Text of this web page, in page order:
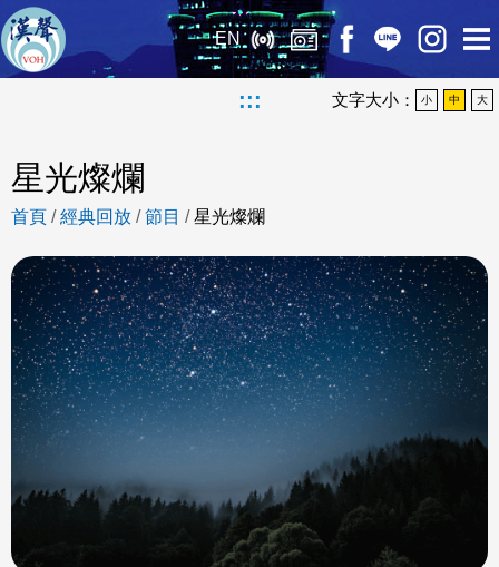
EN
::: 文字大小： 小 中 大
星光燦爛
首頁 /經典回放 /節目 /星光燦爛